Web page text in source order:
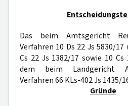
Das beim Amtsgericht
Verfahren 10 Ds 22 Js 5830/
Cs 22 Js 1382/17 sowie 10
dem beim Landgericht
Verfahren 66 KLs-402 Js 1435/
Gründe